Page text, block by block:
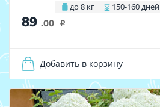
до 8 кг 150-160 дней
89 .00 i
Добавить в корзину